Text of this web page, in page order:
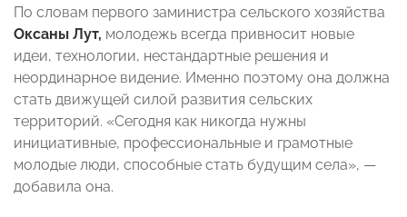
По словам первого заминистра сельского хозяйства
Оксаны Лут, молодежь всегда привносит новые
идеи, технологии, нестандартные решения и
неординарное видение. Именно поэтому она должна
стать движущей силой развития сельских
территорий. «Сегодня как никогда нужны
инициативные, профессиональные и грамотные
молодые люди, способные стать будущим села», —
добавила она.